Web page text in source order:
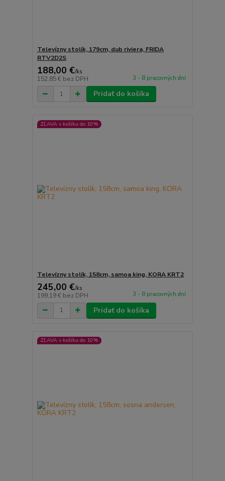
Televízny stolík, 179cm, dub riviera, FRIDA
RTV2D2S
188,00 €/ks
152,85 € bez DPH 3 - 8 pracovných dní
Pridať do košíka
ZĽAVA v košíku do 10%
Televízny stolík, 158cm, samoa king, KORA KRT2
245,00 €/ks
199,19 € bez DPH 3 - 8 pracovných dní
Pridať do košíka
ZĽAVA v košíku do 10%